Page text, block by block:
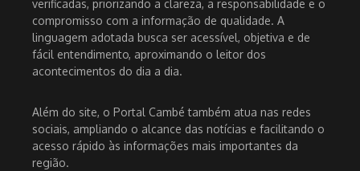
verificadas, priorizando a clareza, a responsabilidade e o
compromisso com a informação de qualidade. A
linguagem adotada busca ser acessível, objetiva e de
fácil entendimento, aproximando o leitor dos
acontecimentos do dia a dia.
Além do site, o Portal Cambé também atua nas redes
sociais, ampliando o alcance das notícias e facilitando o
acesso rápido às informações mais importantes da
região.